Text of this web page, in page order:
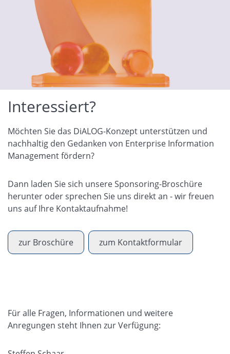
Interessiert?
Möchten Sie das DiALOG-Konzept unterstützen und
nachhaltig den Gedanken von Enterprise Information
Management fördern?
Dann laden Sie sich unsere Sponsoring-Broschüre
herunter oder sprechen Sie uns direkt an - wir freuen
uns auf Ihre Kontaktaufnahme!
zur Broschüre zum Kontaktformular
Für alle Fragen, Informationen und weitere
Anregungen steht Ihnen zur Verfügung: